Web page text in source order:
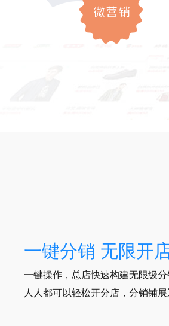
一键分销 无限开
一键操作，总店快速构建无限级分
人人都可以轻松开分店，分销铺展